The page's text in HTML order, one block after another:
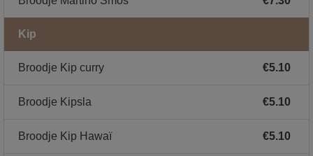
Kip
Broodje Kip curry €5.10
Broodje Kipsla €5.10
Broodje Kip Hawaï €5.10